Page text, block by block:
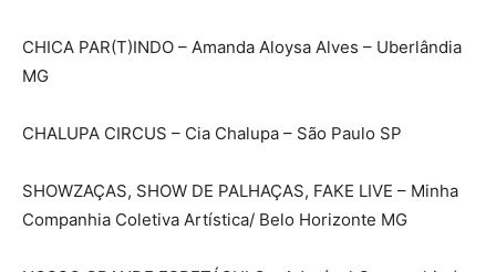
CHICA PAR(T)INDO – Amanda Aloysa Alves – Uberlândia
MG
CHALUPA CIRCUS – Cia Chalupa – São Paulo SP
SHOWZAÇAS, SHOW DE PALHAÇAS, FAKE LIVE – Minha
Companhia Coletiva Artística/ Belo Horizonte MG